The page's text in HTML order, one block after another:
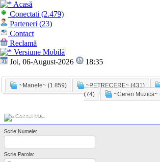
Acasă
Conectati (2.479)
Parteneri (23)
Contact
Reclamă
Versiune Mobilă
Joi, 06-August-2026
18:35
~Manele~ (1.859) ~PETRECERE~ (431)
(74)
~Cereri Muzica~
Contul Meu
Scrie Numele:
Scrie Parola: